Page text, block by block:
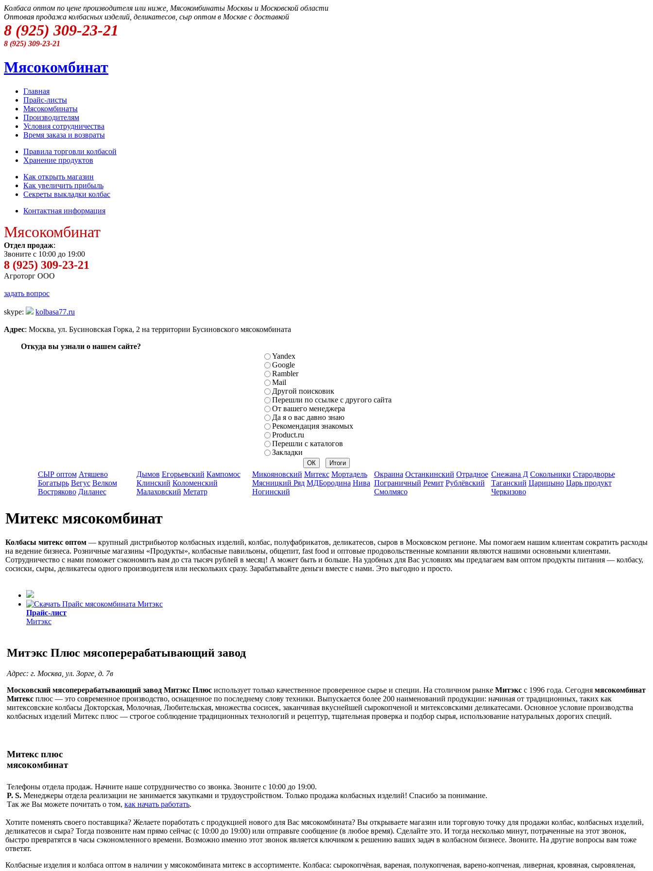
Колбаса оптом по цене производителя или ниже, Мясокомбинаты Москвы и Московской области
Оптовая продажа колбасных изделий, деликатесов, сыр оптом в Москве с доставкой
8 (925) 309-23-21
8 (925) 309-23-21
Мясокомбинат
Главная
Прайс-листы
Мясокомбинаты
Производителям
Условия сотрудничества
Время заказа и возвраты
Правила торговли колбасой
Xранение продуктов
Как открыть магазин
Как увеличить прибыль
Секреты выкладки колбас
Контактная информация
Мясокомбинат
Отдел продаж:
Звоните с 10:00 до 19:00
8 (925) 309-23-21
Агроторг ООО
задать вопрос
skype: kolbasa77.ru
Адрес: Москва, ул. Бусиновская Горка, 2 на территории Бусиновского мясокомбината
Откуда вы узнали о нашем сайте?
Yandex
Google
Rambler
Mail
Другой поисковик
Перешли по ссылке с другого сайта
От вашего менеджера
Да я о вас давно знаю
Рекомендация знакомых
Product.ru
Перешли с каталогов
Закладки
СЫР оптом Атяшево
Богатырь Вегус Велком
Востряково Диланес
Дымов Егорьевский Кампомос
Клинский Коломенский
Малаховский Метатр
Микояновский Митекс Мортадель
Мясницкий Ряд МДБородина Нива
Ногинский
Окраина Останкинский Отрадное
Пограничный Ремит Рублёвский
Смолмясо
Снежана Д Сокольники Стародворье
Таганский Царицыно Царь продукт
Черкизово
Митекс мясокомбинат
Колбасы митекс оптом — крупный дистрибьютор колбасных изделий, колбас, полуфабрикатов, деликатесов, сыров в Московском регионе. Мы помогаем нашим клиентам сократить расходы
на ведение бизнеса. Розничные магазины «Продукты», колбасные павильоны, общепит, fast food и оптовые продовольственные компании являются нашими основными клиентами.
Сотрудничество с нами поможет сэкономить вам до ста тысяч рублей в месяц! А может быть и больше. На удобных для Вас условиях мы предлагаем вам оптом продукты питания — колбасу,
сосиски, сыры, деликатесы одного производителя или нескольких сразу. Зарабатывайте деньги вместе с нами. Это выгодно и просто.
Прайс-лист
Митэкс
Митэкс Плюс мясоперерабатывающий завод
Адрес: г. Москва, ул. Зорге, д. 7в
Московский мясоперерабатывающий завод Митэкс Плюс использует только качественное проверенное сырье и специи. На столичном рынке Митэкс с 1996 года. Сегодня мясокомбинат
Митекс плюс — это современное производство, оснащенное по последнему слову техники. Выпускается более 200 наименований продукции: начиная от традиционных, таких как
митексовские колбасы Докторская, Молочная, Любительская, множества сосисек, заканчивая вкуснейшей сырокопченой и митексовскими деликатесами. Основное условие производства
колбасных изделий Митекс плюс — строгое соблюдение традиционных технологий и рецептур, тщательная проверка и подбор сырья, использование натуральных дорогих специй.
Митекс плюс
мясокомбинат
Телефоны отдела продаж. Начните наше сотрудничество со звонка. Звоните с 10:00 до 19:00.
P. S. Менеджеры отдела реализации не занимается закупками и трудоустройством. Только продажа колбасных изделий! Спасибо за понимание.
Так же Вы можете почитать о том, как начать работать.
Хотите поменять своего поставщика? Желаете поработать с продукцией нового для Вас мясокомбината? Вы открываете магазин или торговую точку для продажи колбас, колбасных изделий,
деликатесов и сыра? Тогда позвоните нам прямо сейчас (с 10:00 до 19:00) или отправьте сообщение (в любое время). Сделайте это. И тогда несколько минут, потраченные на этот звонок,
быстро превратятся в часы сэкономленного времени. Возможно именно этот звонок является ключиком к решению ваших задач в колбасном бизнесе. Звоните. На другие вопросы вам тоже
ответят.
Колбасные изделия и колбаса оптом в наличии у мясокомбината митекс в ассортименте. Колбаса: сырокопчёная, вареная, полукопченая, варено-копченая, ливерная, кровяная, сыровяленая,